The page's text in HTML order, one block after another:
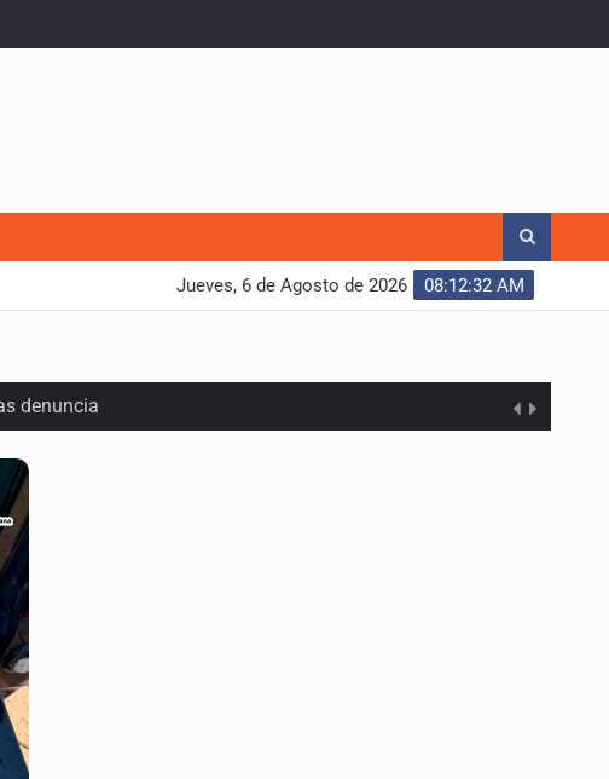
08:12:34 AM
Jueves, 6 de Agosto de 2026
denuncia
organizado